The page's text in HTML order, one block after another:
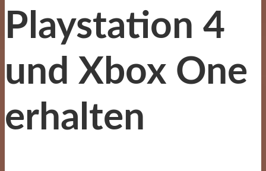
Playstation 4
und Xbox One
erhalten